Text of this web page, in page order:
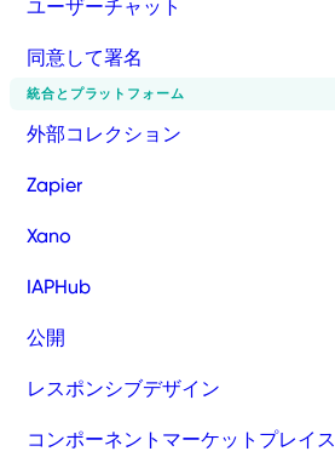
ユーザーチャット
同意して署名
統合とプラットフォーム
外部コレクション
Zapier
Xano
IAPHub
公開
レスポンシブデザイン
コンポーネントマーケットプレイス